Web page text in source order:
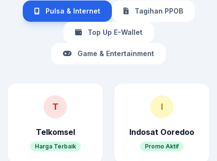
Pulsa & Internet Tagihan PPOB
Top Up E-Wallet
Game & Entertainment
T
Telkomsel
Harga Terbaik
I
Indosat Ooredoo
Promo Aktif